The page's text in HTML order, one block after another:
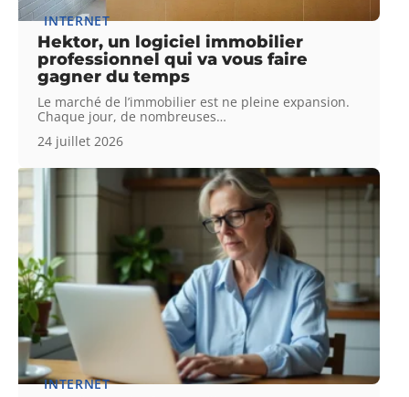
INTERNET
Hektor, un logiciel immobilier
professionnel qui va vous faire
gagner du temps
Le marché de l’immobilier est ne pleine expansion.
Chaque jour, de nombreuses…
24 juillet 2026
INTERNET